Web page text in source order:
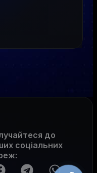
до
соціальних
: